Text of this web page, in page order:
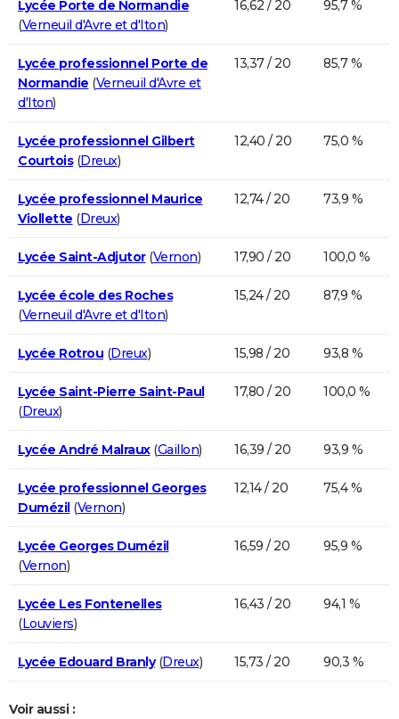
Lycée Porte de Normandie
(Verneuil d'Avre et d'Iton)
16,62 / 20 95,7 %
Lycée professionnel Porte de
Normandie (Verneuil d'Avre et
d'Iton)
13,37 / 20 85,7 %
Lycée professionnel Gilbert
Courtois(Dreux)
12,40 / 20 75,0 %
Lycée professionnel Maurice
Viollette (Dreux)
12,74 / 20 73,9 %
Lycée Saint-Adjutor(Vernon) 17,90 / 20 100,0 %
Lycée école des Roches
(Verneuil d'Avre et d'Iton)
15,24 / 20 87,9 %
Lycée Rotrou (Dreux) 15,98 / 20 93,8 %
Lycée Saint-Pierre Saint-Paul
(Dreux)
17,80 / 20 100,0 %
Lycée André Malraux(Gaillon) 16,39 / 20 93,9 %
Lycée professionnel Georges
Dumézil(Vernon)
12,14 / 20 75,4 %
Lycée Georges Dumézil
(Vernon)
16,59 / 20 95,9 %
Lycée Les Fontenelles
(Louviers)
16,43 / 20 94,1 %
Lycée Edouard Branly(Dreux) 15,73 / 20 90,3 %
Voir aussi :